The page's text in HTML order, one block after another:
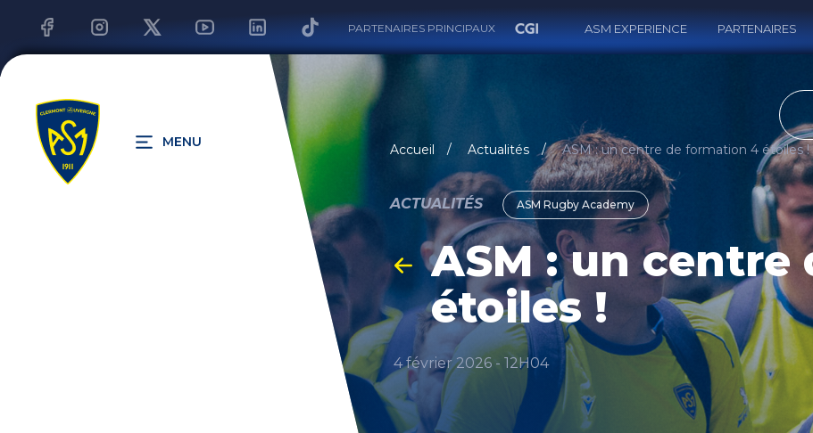
PARTENAIRES PRINCIPAUX ASM EXPERIENCE PARTENAIRES
MENU
Accueil Actualités ASM : un centre de formation 4 étoiles !
ACTUALITÉS ASM Rugby Academy
ASM : un
étoiles !
4 février 2026 - 12H04